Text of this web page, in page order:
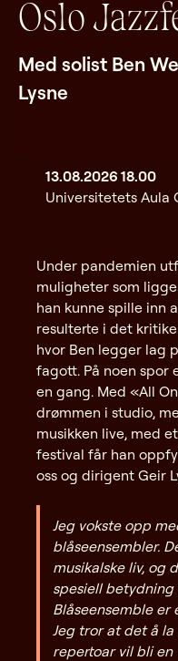
Oslo
Med solist Ben
Lysne
13.08.2026 18.00
Universitetets Aula
Under pandemien
muligheter som
han kunne spille inn
resulterte i det
hvor Ben legger lag
fagott. På noen spor
en gang. Med «All
drømmen i studio,
musikken live, med
festival får han
oss og dirigent Geir
Jeg vokste opp
blåseensembler.
musikalske liv, og
spesiell betydning
Blåseensemble er
Jeg tror at det å
repertoar vil bli en